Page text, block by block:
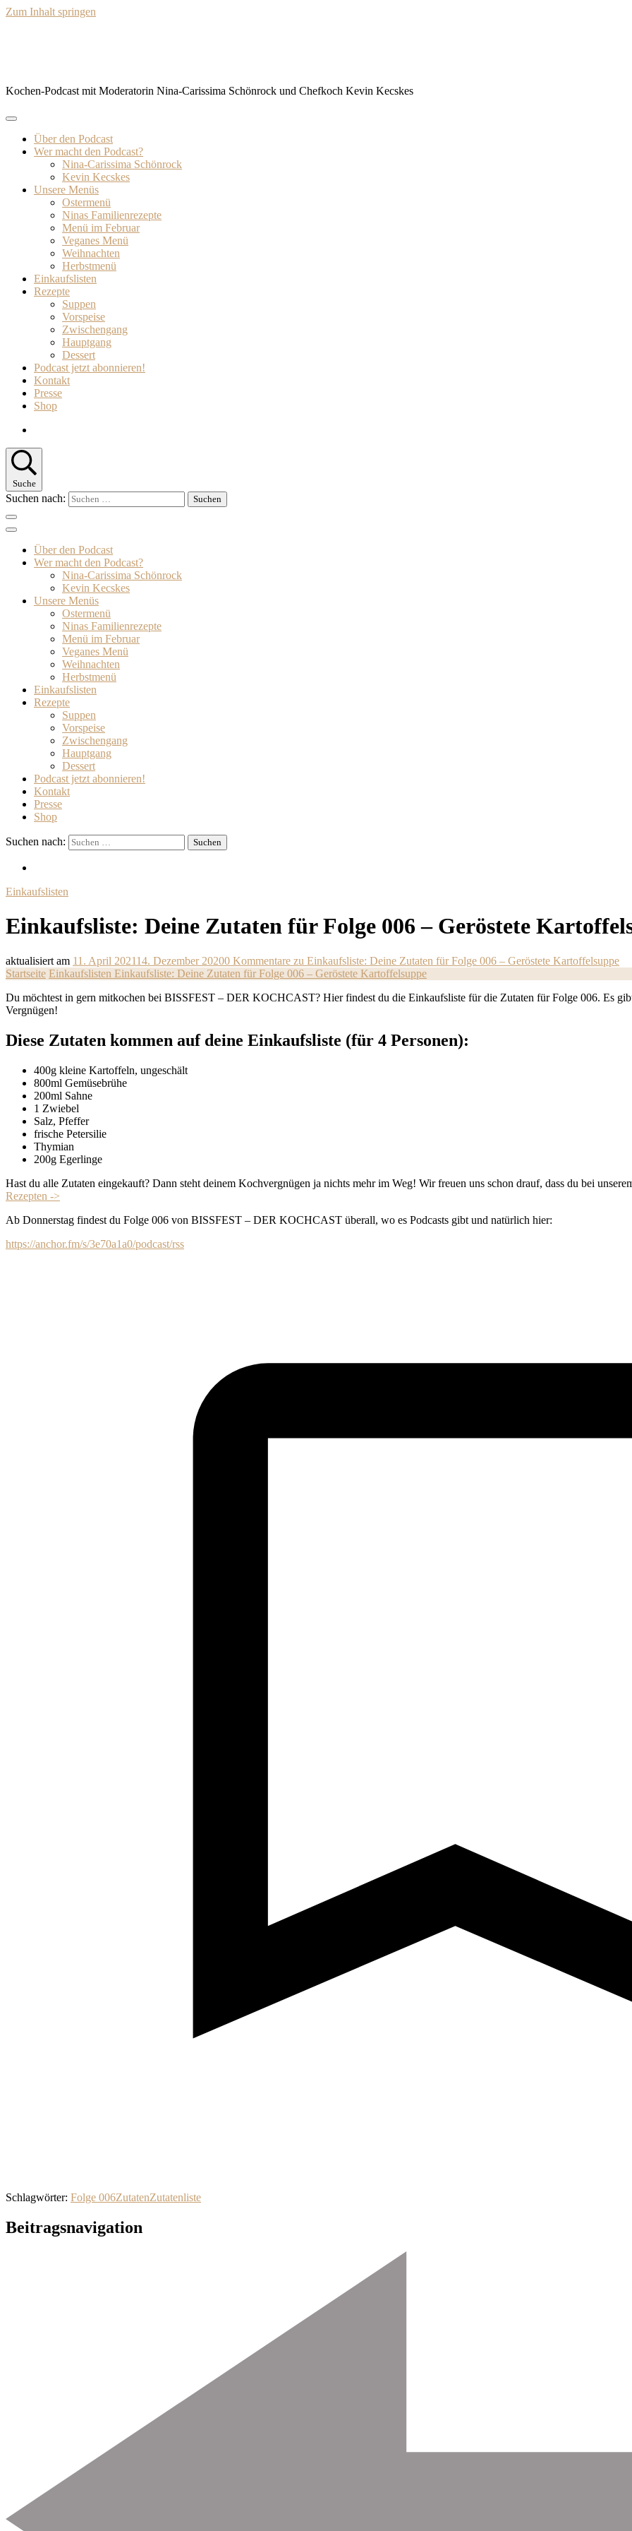
Zum Inhalt springen
Kochen-Podcast mit Moderatorin Nina-Carissima Schönrock und Chefkoch Kevin Kecskes
Über den Podcast
Wer macht den Podcast?
Nina-Carissima Schönrock
Kevin Kecskes
Unsere Menüs
Ostermenü
Ninas Familienrezepte
Menü im Februar
Veganes Menü
Weihnachten
Herbstmenü
Einkaufslisten
Rezepte
Suppen
Vorspeise
Zwischengang
Hauptgang
Dessert
Podcast jetzt abonnieren!
Kontakt
Presse
Shop
Suche
Suchen nach:
Über den Podcast
Wer macht den Podcast?
Nina-Carissima Schönrock
Kevin Kecskes
Unsere Menüs
Ostermenü
Ninas Familienrezepte
Menü im Februar
Veganes Menü
Weihnachten
Herbstmenü
Einkaufslisten
Rezepte
Suppen
Vorspeise
Zwischengang
Hauptgang
Dessert
Podcast jetzt abonnieren!
Kontakt
Presse
Shop
Suchen nach:
Einkaufslisten
Einkaufsliste: Deine Zutaten für Folge 006 – Geröstete
aktualisiert am 11. April 202114. Dezember 20200 Kommentare zu Einkaufsliste: Deine Zutaten für Folge 006 – Geröstete Kartoffelsuppe
Startseite Einkaufslisten Einkaufsliste: Deine Zutaten für Folge 006 – Geröstete Kartoffelsuppe
Du möchtest in gern mitkochen bei BISSFEST – DER KOCHCAST? Hier findest du die Einkaufsliste für die Zutaten für Folge 006. Es
Vergnügen!
Diese Zutaten kommen auf deine Einkaufsliste (für 4 Personen):
400g kleine Kartoffeln, ungeschält
800ml Gemüsebrühe
200ml Sahne
1 Zwiebel
Salz, Pfeffer
frische Petersilie
Thymian
200g Egerlinge
Hast du alle Zutaten eingekauft? Dann steht deinem Kochvergnügen ja nichts mehr im Weg! Wir freuen uns schon drauf, dass du bei
Rezepten ->
Ab Donnerstag findest du Folge 006 von BISSFEST – DER KOCHCAST überall, wo es Podcasts gibt und natürlich hier:
https://anchor.fm/s/3e70a1a0/podcast/rss
Schlagwörter: Folge 006ZutatenZutatenliste
Beitragsnavigation